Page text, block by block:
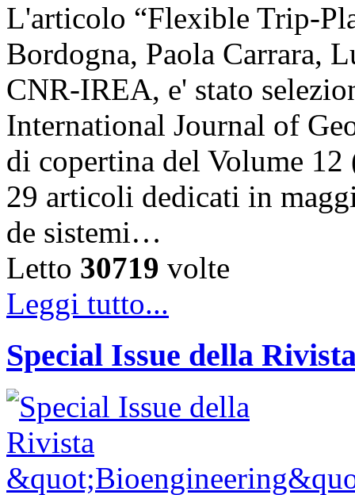
L'articolo “Flexible Trip-
Bordogna, Paola Carrara,
CNR-IREA, e' stato
International Journal of
di copertina del Volume
29 articoli dedicati in
de sistemi…
Letto 30719 volte
Leggi tutto...
Special Issue della